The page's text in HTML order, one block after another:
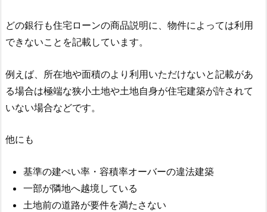
どの銀行も住宅ローンの商品説明に、物件によっては利用
できないことを記載しています。
例えば、所在地や面積のより利用いただけないと記載があ
る場合は極端な狭小土地や土地自身が住宅建築が許されて
いない場合などです。
他にも
基準の建ぺい率・容積率オーバーの違法建築
一部が隣地へ越境している
土地前の道路が要件を満たさない